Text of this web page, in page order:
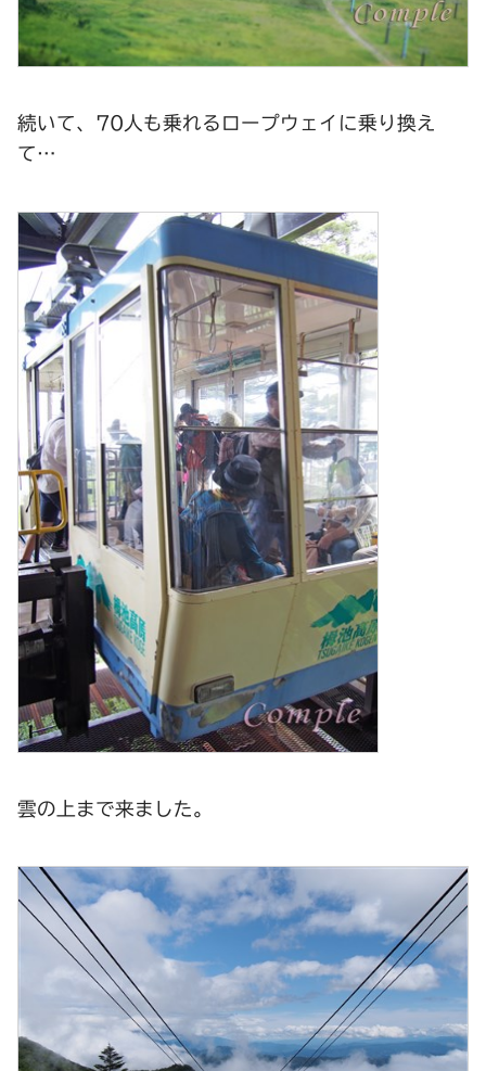
続いて、70人も乗れるロープウェイに乗り換え
て…
雲の上まで来ました。